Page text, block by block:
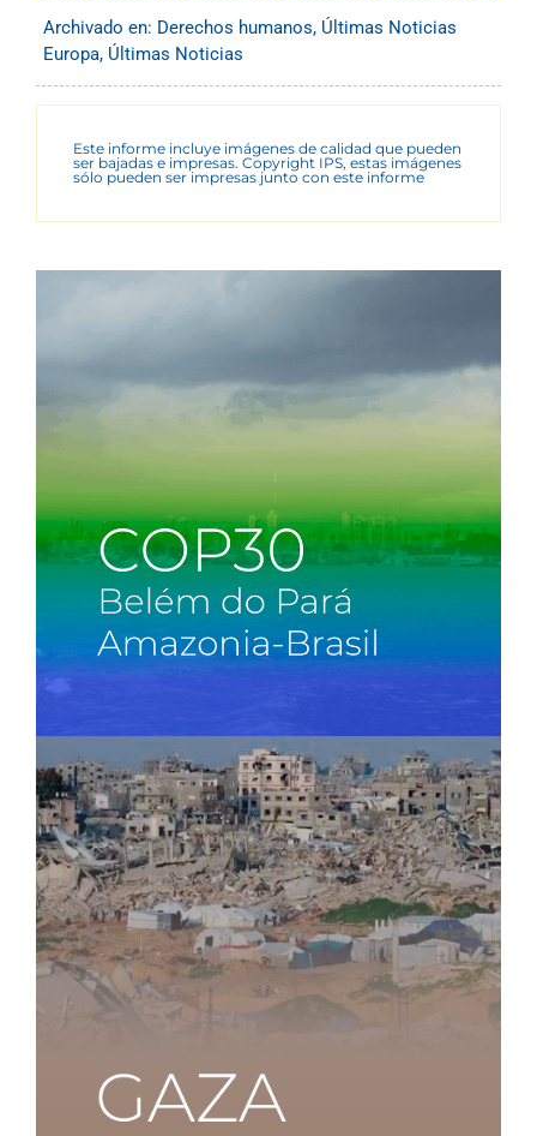
Archivado en: Derechos humanos, Últimas Noticias
Europa, Últimas Noticias
Este informe incluye imágenes de calidad que pueden
ser bajadas e impresas. Copyright IPS, estas imágenes
sólo pueden ser impresas junto con este informe